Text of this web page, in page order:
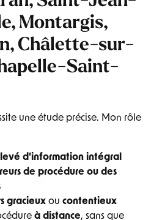
Montargis,
Châlette-sur-
Saint-
une étude précise. Mon rôle
d’information intégral
de procédure ou des
gracieux ou contentieux
à distance, sans que